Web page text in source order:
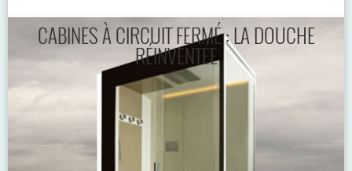
CABINES À CIRCUIT FERMÉ : LA DOUCHE
RÉINVENTÉE